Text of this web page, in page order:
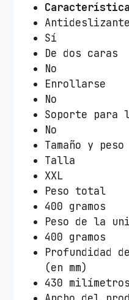
Antideslizante
Sí
De dos caras
No
Enrollarse
No
Soporte para
No
Tamaño y peso
Talla
XXL
Peso total
400 gramos
Peso de la
400 gramos
Profundidad
(en mm)
430 milímetros